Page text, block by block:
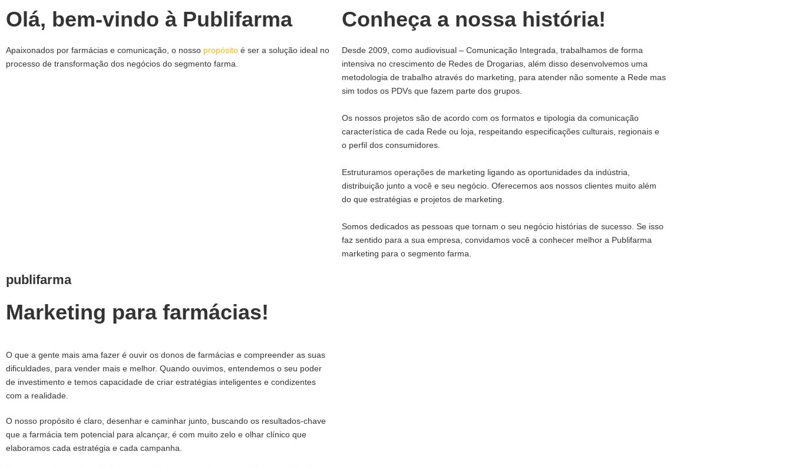
Olá, bem-vindo à Publifarma
Apaixonados por farmácias e comunicação, o nosso propósito é ser a solução ideal no
processo de transformação dos negócios do segmento farma.
Conheça a nossa história!
Desde 2009, como audiovisual – Comunicação Integrada, trabalhamos de forma
intensiva no crescimento de Redes de Drogarias, além disso desenvolvemos uma
metodologia de trabalho através do marketing, para atender não somente a Rede mas
sim todos os PDVs que fazem parte dos grupos.
Os nossos projetos são de acordo com os formatos e tipologia da comunicação
característica de cada Rede ou loja, respeitando especificações culturais, regionais e
o perfil dos consumidores.
Estruturamos operações de marketing ligando as oportunidades da indústria,
distribuição junto a você e seu negócio. Oferecemos aos nossos clientes muito além
do que estratégias e projetos de marketing.
Somos dedicados as pessoas que tornam o seu negócio histórias de sucesso. Se isso
faz sentido para a sua empresa, convidamos você a conhecer melhor a Publifarma
marketing para o segmento farma.
publifarma
Marketing para farmácias!
O que a gente mais ama fazer é ouvir os donos de farmácias e compreender as suas
dificuldades, para vender mais e melhor. Quando ouvimos, entendemos o seu poder
de investimento e temos capacidade de criar estratégias inteligentes e condizentes
com a realidade.
O nosso propósito é claro, desenhar e caminhar junto, buscando os resultados-chave
que a farmácia tem potencial para alcançar, é com muito zelo e olhar clínico que
elaboramos cada estratégia e cada campanha.